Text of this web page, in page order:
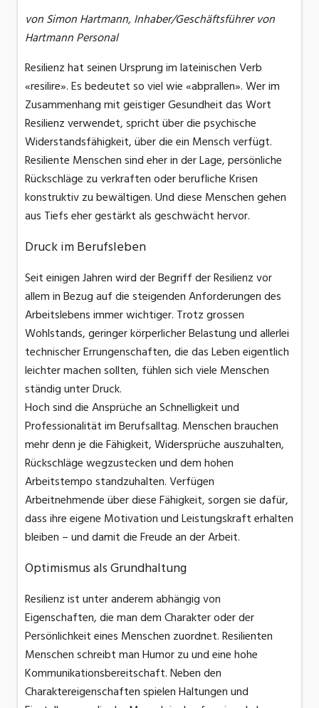
von Simon Hartmann, Inhaber/Geschäftsführer von
Hartmann Personal
Resilienz hat seinen Ursprung im lateinischen Verb
«resilire». Es bedeutet so viel wie «abprallen». Wer im
Zusammenhang mit geistiger Gesundheit das Wort
Resilienz verwendet, spricht über die psychische
Widerstandsfähigkeit, über die ein Mensch verfügt.
Resiliente Menschen sind eher in der Lage, persönliche
Rückschläge zu verkraften oder berufliche Krisen
konstruktiv zu bewältigen. Und diese Menschen gehen
aus Tiefs eher gestärkt als geschwächt hervor.
Druck im Berufsleben
Seit einigen Jahren wird der Begriff der Resilienz vor
allem in Bezug auf die steigenden Anforderungen des
Arbeitslebens immer wichtiger. Trotz grossen
Wohlstands, geringer körperlicher Belastung und allerlei
technischer Errungenschaften, die das Leben eigentlich
leichter machen sollten, fühlen sich viele Menschen
ständig unter Druck.
Hoch sind die Ansprüche an Schnelligkeit und
Professionalität im Berufsalltag. Menschen brauchen
mehr denn je die Fähigkeit, Widersprüche auszuhalten,
Rückschläge wegzustecken und dem hohen
Arbeitstempo standzuhalten. Verfügen
Arbeitnehmende über diese Fähigkeit, sorgen sie dafür,
dass ihre eigene Motivation und Leistungskraft erhalten
bleiben – und damit die Freude an der Arbeit.
Optimismus als Grundhaltung
Resilienz ist unter anderem abhängig von
Eigenschaften, die man dem Charakter oder der
Persönlichkeit eines Menschen zuordnet. Resilienten
Menschen schreibt man Humor zu und eine hohe
Kommunikationsbereitschaft. Neben den
Charaktereigenschaften spielen Haltungen und